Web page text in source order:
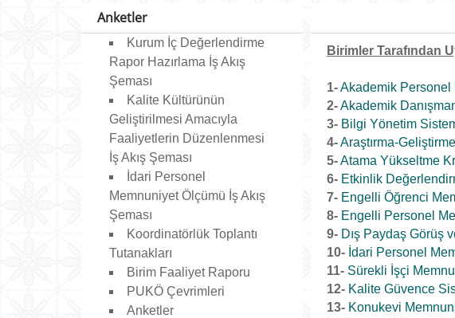
Anketler
Kurum İç Değerlendirme
Rapor Hazırlama İş Akış
Şeması
Kalite Kültürünün
Geliştirilmesi Amacıyla
Faaliyetlerin Düzenlenmesi
İş Akış Şeması
İdari Personel
Memnuniyet Ölçümü İş Akış
Şeması
Koordinatörlük Toplantı
Tutanakları
Birim Faaliyet Raporu
PUKÖ Çevrimleri
Anketler
Birimler Tarafından
1- Akademik Personel
2- Akademik
3- Bilgi Yönetim
4-Araştırma-
5- Atama Yükseltme
6- Etkinlik
7- Engelli Öğrenci
8- Engelli Personel
9- Dış Paydaş Görüş
10- İdari Personel
11- Sürekli İşçi
12- Kalite Güvence
13- Konukevi